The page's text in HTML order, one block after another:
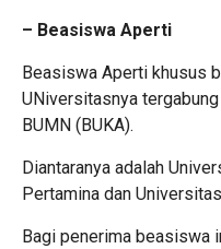
– Beasiswa Aperti
Beasiswa Aperti khusus
UNiversitasnya
BUMN (BUKA).
Diantaranya adalah
Pertamina dan
Bagi penerima beasiswa